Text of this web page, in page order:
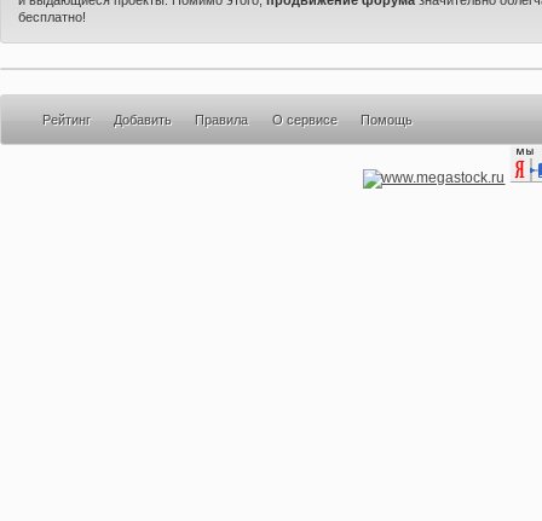
бесплатно!
Рейтинг Добавить Правила О сервисе Помощь